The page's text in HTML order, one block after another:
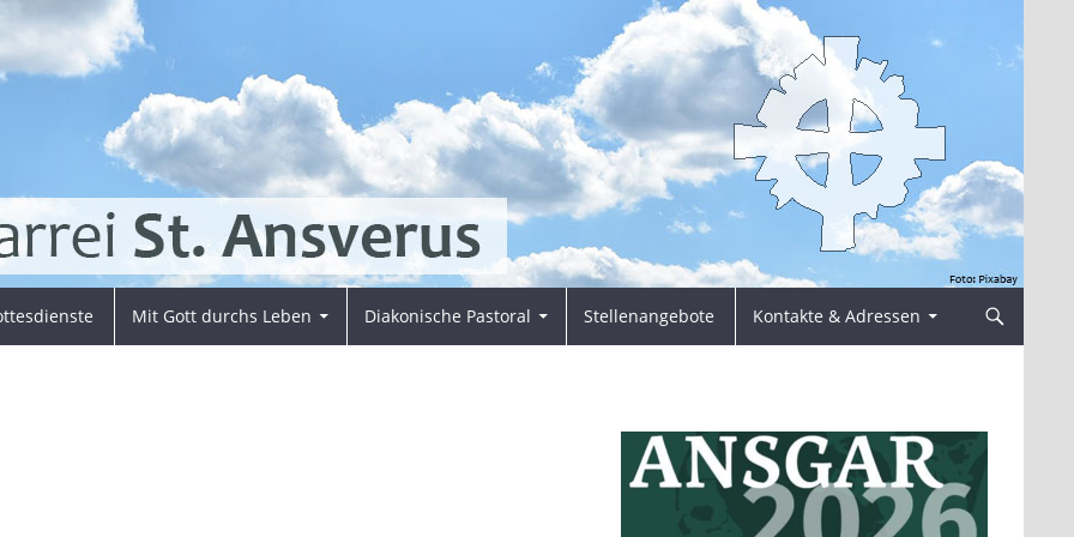
Mit Gott durchs Leben Diakonische Pastoral Stellenangebote Kontakte & Adressen